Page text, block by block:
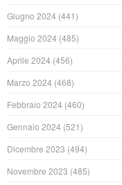
Giugno 2024 (441)
Maggio 2024 (485)
Aprile 2024 (456)
Marzo 2024 (468)
Febbraio 2024 (460)
Gennaio 2024 (521)
Dicembre 2023 (494)
Novembre 2023 (485)